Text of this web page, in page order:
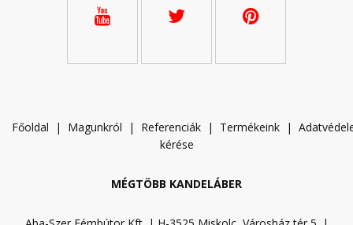
Főoldal | Magunkról | Referenciák | Termékeink | A
kérése
MÉGTÖBB KANDELÁBER